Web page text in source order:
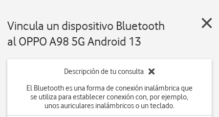
Vincula un dispositivo Bluetooth
al OPPO A98 5G Android 13
Descripción de tu consulta
El Bluetooth es una forma de conexión inalámbrica que
se utiliza para establecer conexión con, por ejemplo,
unos auriculares inalámbricos o un teclado.